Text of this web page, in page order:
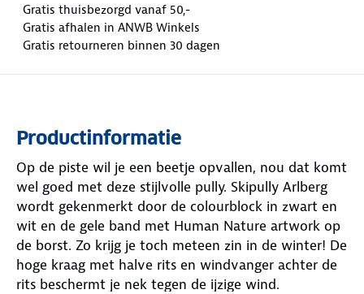
Gratis thuisbezorgd vanaf 50,-
Gratis afhalen in ANWB Winkels
Gratis retourneren binnen 30 dagen
Productinformatie
Op de piste wil je een beetje opvallen, nou dat komt
wel goed met deze stijlvolle pully. Skipully Arlberg
wordt gekenmerkt door de colourblock in zwart en
wit en de gele band met Human Nature artwork op
de borst. Zo krijg je toch meteen zin in de winter! De
hoge kraag met halve rits en windvanger achter de
rits beschermt je nek tegen de ijzige wind.